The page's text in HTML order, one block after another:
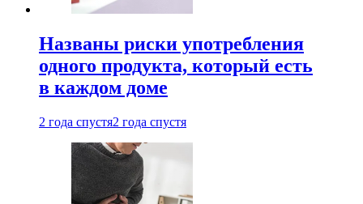
Названы риски употребления
одного продукта, который есть
в каждом доме
2 года спустя2 года спустя